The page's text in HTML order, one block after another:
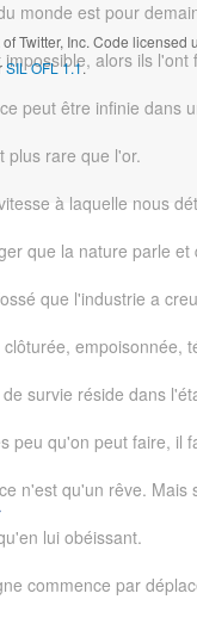
monde est pour
alors ils l'ont
peut être infinie dans
plus rare que l'or.
à laquelle nous
que la nature parle
que l'industrie a
empoisonnée,
survie réside dans
peu qu'on peut faire, il
n'est qu'un rêve.
lui obéissant.
commence par
Twitter, Inc. Code licensed
SIL OFL 1.1.